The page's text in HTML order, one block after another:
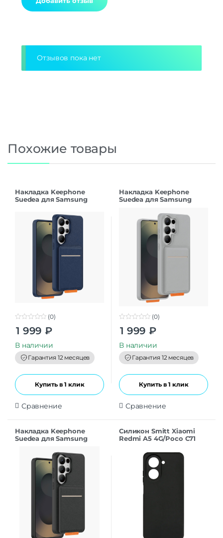
Отзывов пока нет
Похожие товары
Накладка Keephone
Suedea для Samsung
t
o
f
5
(0)
1 999 ₽
В наличии
Гарантия 12 месяцев
Купить в 1 клик
Сравнение
Накладка Keephone
Suedea для Samsung
t
o
f
5
(0)
1 999 ₽
В наличии
Гарантия 12 месяцев
Купить в 1 клик
Сравнение
Накладка Keephone
Suedea для Samsung
Силикон Smitt Xiaomi
Redmi A5 4G/Poco C71